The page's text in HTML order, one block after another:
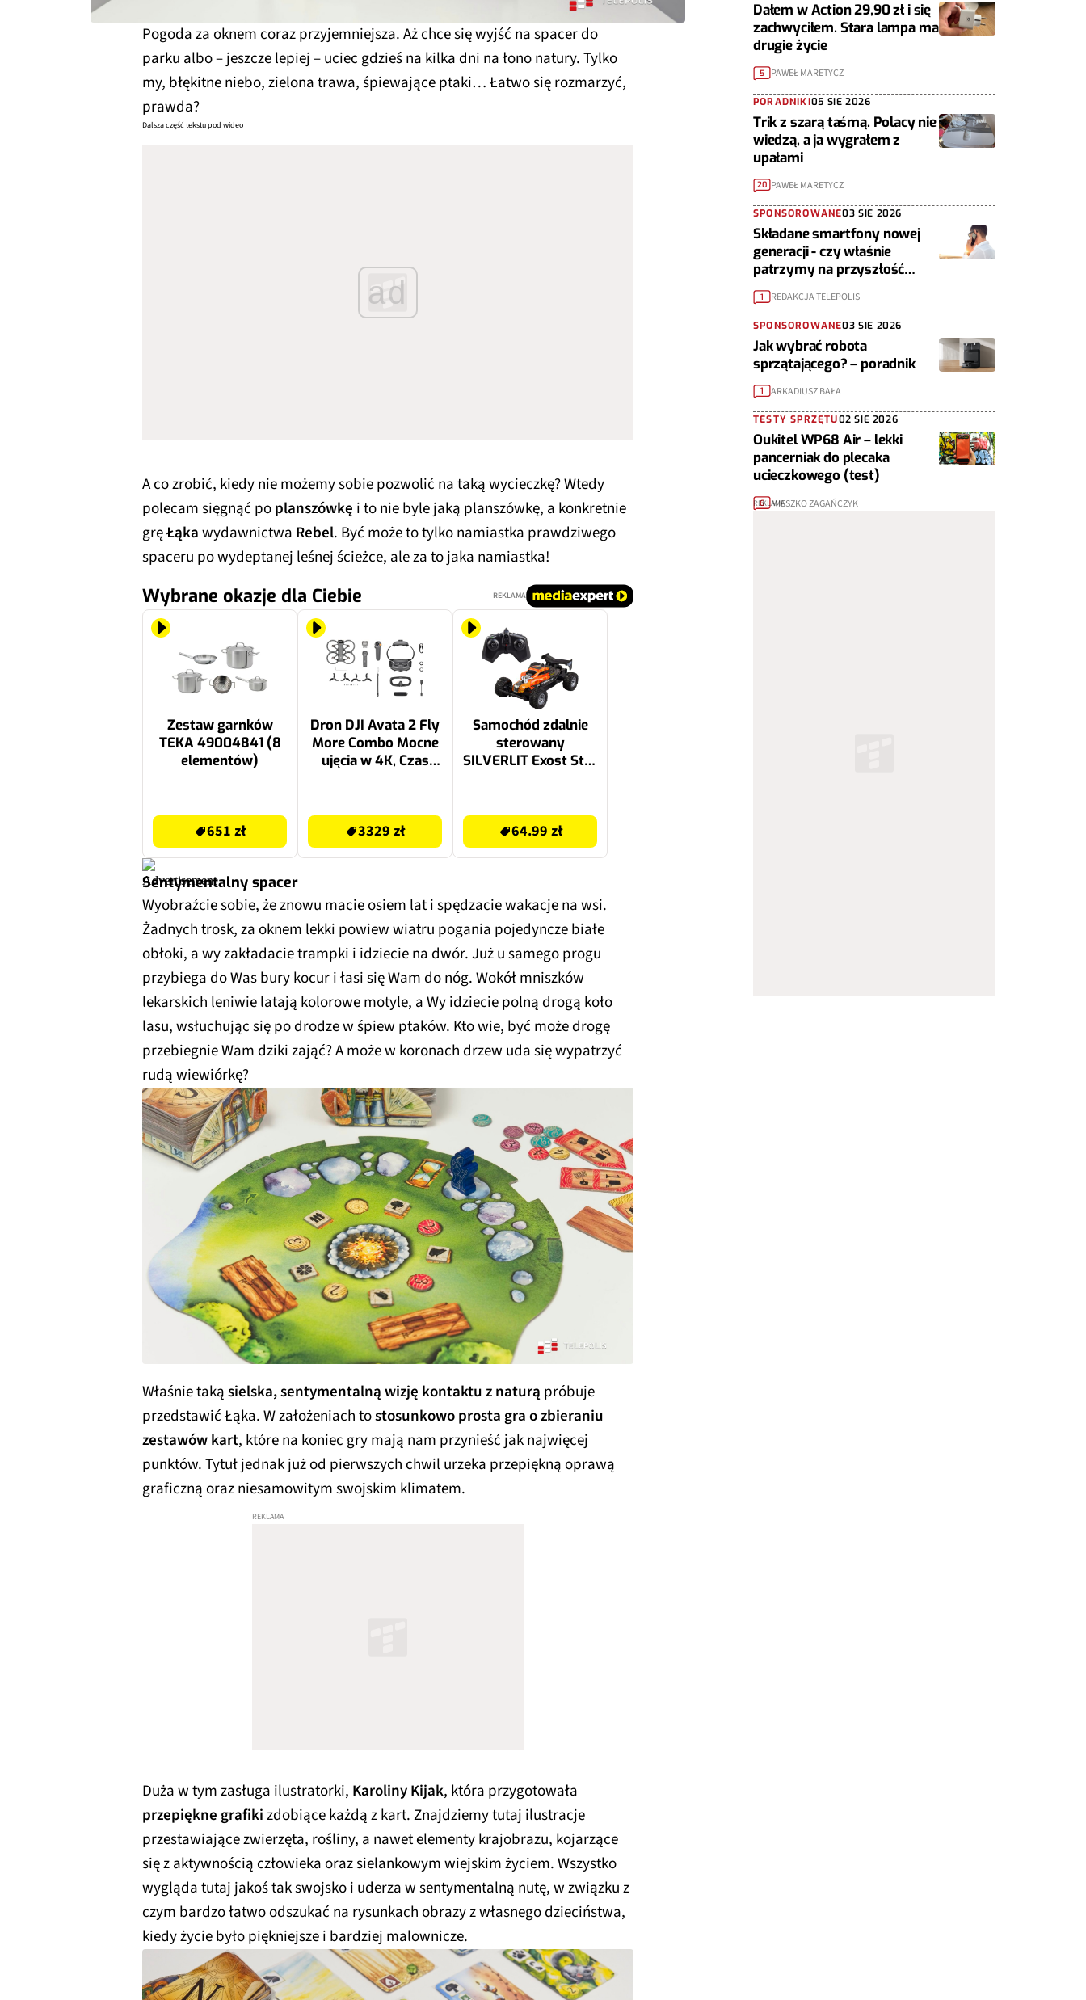
Pogoda za oknem coraz przyjemniejsza. Aż chce się wyjść na spacer do
parku albo – jeszcze lepiej – uciec gdzieś na kilka dni na łono natury. Tylko
my, błękitne niebo, zielona trawa, śpiewające ptaki… Łatwo się rozmarzyć,
prawda?
Dalsza część tekstu pod wideo
ad
A co zrobić, kiedy nie możemy sobie pozwolić na taką wycieczkę? Wtedy
polecam sięgnąć poplanszówkę i to nie byle jaką planszówkę, a konkretnie
gręŁąkawydawnictwa Rebel. Być może to tylko namiastka prawdziwego
spaceru po wydeptanej leśnej ścieżce, ale za to jaka namiastka!
Wybrane okazje dla Ciebie REKLAMA
Zestaw garnków
TEKA 49004841 (8
elementów)
651 zł
Dron DJI Avata 2 Fly
More Combo Mocne
ujęcia w 4K, Czas
3329 zł
Samochód zdalnie
sterowany
SILVERLIT Exost Star
64.99 zł
Sentymentalny spacer
Wyobraźcie sobie, że znowu macie osiem lat i spędzacie wakacje na wsi.
Żadnych trosk, za oknem lekki powiew wiatru pogania pojedyncze białe
obłoki, a wy zakładacie trampki i idziecie na dwór. Już u samego progu
przybiega do Was bury kocur i łasi się Wam do nóg. Wokół mniszków
lekarskich leniwie latają kolorowe motyle, a Wy idziecie polną drogą koło
lasu, wsłuchując się po drodze w śpiew ptaków. Kto wie, być może drogę
przebiegnie Wam dziki zająć? A może w koronach drzew uda się wypatrzyć
rudą wiewiórkę?
Właśnie takąsielska, sentymentalną wizję kontaktu z naturą próbuje
przedstawić Łąka. W założeniach tostosunkowo prosta gra o zbieraniu
zestawów kart, które na koniec gry mają nam przynieść jak najwięcej
punktów. Tytuł jednak już od pierwszych chwil urzeka przepiękną oprawą
graficzną oraz niesamowitym swojskim klimatem.
Duża w tym zasługa ilustratorki, Karoliny Kijak, która przygotowała
przepiękne grafikizdobiące każdą z kart. Znajdziemy tutaj ilustracje
przestawiające zwierzęta, rośliny, a nawet elementy krajobrazu, kojarzące
się z aktywnością człowieka oraz sielankowym wiejskim życiem. Wszystko
wygląda tutaj jakoś tak swojsko i uderza w sentymentalną nutę, w związku z
czym bardzo łatwo odszukać na rysunkach obrazy z własnego dzieciństwa,
kiedy życie było piękniejsze i bardziej malownicze.
Dałem w Action 29,90 zł i się
zachwyciłem. Stara lampa ma
drugie życie
5 PAWEŁ MARETYCZ
PORADNIKI05 SIE 2026
Trik z szarą taśmą. Polacy nie
wiedzą, a ja wygrałem z
upałami
20 PAWEŁ MARETYCZ
SPONSOROWANE03 SIE 2026
Składane smartfony nowej
generacji - czy właśnie
patrzymy na przyszłość
urządzeń mobilnych?
1 REDAKCJA TELEPOLIS
SPONSOROWANE03 SIE 2026
Jak wybrać robota
sprzątającego? – poradnik
1 ARKADIUSZ BAŁA
TESTY SPRZĘTU02 SIE 2026
Oukitel WP68 Air – lekki
pancerniak do plecaka
ucieczkowego (test)
6 MIESZKO ZAGAŃCZYK